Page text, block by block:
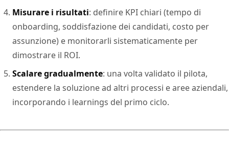
Misurare i risultati: definire KPI chiari (tempo di
onboarding, soddisfazione dei candidati, costo per
assunzione) e monitorarli sistematicamente per
dimostrare il ROI.
Scalare gradualmente: una volta validato il pilota,
estendere la soluzione ad altri processi e aree aziendali,
incorporando i learnings del primo ciclo.